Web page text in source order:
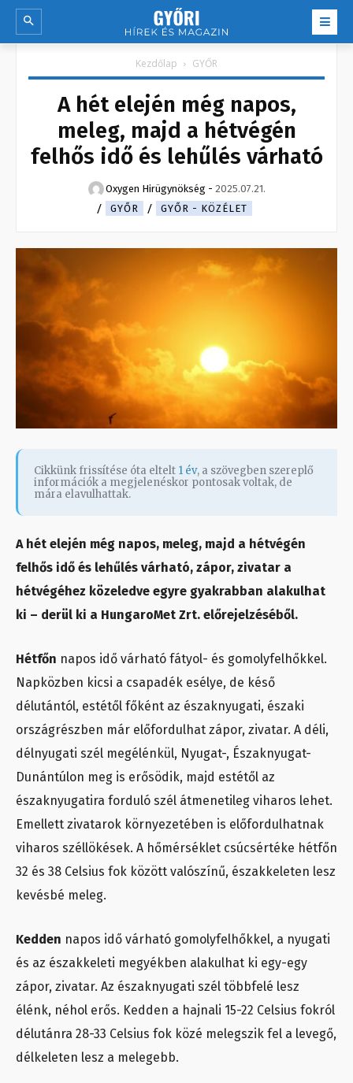
Kezdőlap GYŐR
A hét elején még napos,
meleg, majd a hétvégén
felhős idő és lehűlés várható
Oxygen Hirügynökség - 2025.07.21.
GYŐR
GYŐR - KÖZÉLET
Cikkünk frissítése óta eltelt 1 év, a szövegben szereplő
információk a megjelenéskor pontosak voltak, de
mára elavulhattak.
A hét elején még napos, meleg, majd a hétvégén
felhős idő és lehűlés várható, zápor, zivatar a
hétvégéhez közeledve egyre gyakrabban alakulhat
ki – derül ki a HungaroMet Zrt. előrejelzéséből.
Hétfőn napos idő várható fátyol- és gomolyfelhőkkel.
Napközben kicsi a csapadék esélye, de késő
délutántól, estétől főként az északnyugati, északi
országrészben már előfordulhat zápor, zivatar. A déli,
délnyugati szél megélénkül, Nyugat-, Északnyugat-
Dunántúlon meg is erősödik, majd estétől az
északnyugatira forduló szél átmenetileg viharos lehet.
Emellett zivatarok környezetében is előfordulhatnak
viharos széllökések. A hőmérséklet csúcsértéke hétfőn
32 és 38 Celsius fok között valószínű, északkeleten lesz
kevésbé meleg.
Kedden napos idő várható gomolyfelhőkkel, a nyugati
és az északkeleti megyékben alakulhat ki egy-egy
zápor, zivatar. Az északnyugati szél többfelé lesz
élénk, néhol erős. Kedden a hajnali 15-22 Celsius fokról
délutánra 28-33 Celsius fok közé melegszik fel a levegő,
délkeleten lesz a melegebb.